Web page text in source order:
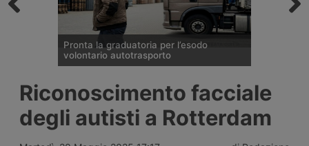
Pronta la graduatoria per l’esodo
volontario autotrasporto
degli Autotrasportatori ha pubblicato
l’elenco delle 133 imprese monoveicolari
ammesse agli incentivi da 15mila euro per
l’uscita volontaria dal mercato, nell’ambito
Riconoscimento facciale
degli autisti a Rotterdam